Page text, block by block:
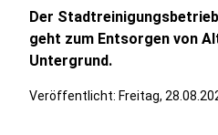
Der
geht zum Entsorgen von
Untergrund.
Veröffentlicht: Freitag,